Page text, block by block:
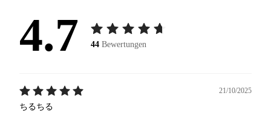
4.7 44 Bewertungen
21/10/2025
ちるちる